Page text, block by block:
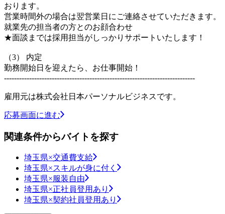
おります。
営業時間外の場合は翌営業日にご連絡させていただきます。
就業先の担当者の方とのお顔合わせ
★面談までは採用担当がしっかりサポートいたします！
（3） 内定
勤務開始日を迎えたら、お仕事開始！
----------------------------------------------------------------------------
雇用元は株式会社日本パーソナルビジネスです。
応募画面に進む
関連条件からバイトを探す
埼玉県×交通費支給
埼玉県×スキルが身に付く
埼玉県×服装自由
埼玉県×正社員登用あり
埼玉県×契約社員登用あり